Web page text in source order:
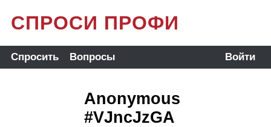
СПРОСИ ПРОФИ
Спросить Вопросы Войти
Anonymous
#VJncJzGA